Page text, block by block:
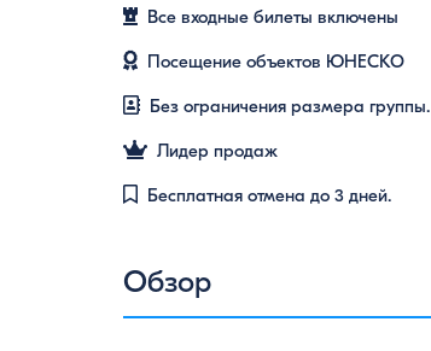
Все входные билеты включены
Посещение объектов ЮНЕСКО
Без ограничения размера группы.
Лидер продаж
Бесплатная отмена до 3 дней.
Обзор